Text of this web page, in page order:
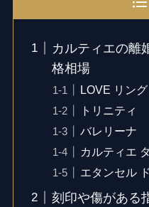
カルティエの離
格相場
LOVE リング
トリニティ
バレリーナ
カルティエ
エタンセル
刻印や傷がある